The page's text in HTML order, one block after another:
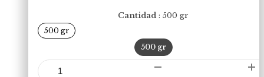
Cantidad 500 gr
500 gr
500 gr
Sirloin